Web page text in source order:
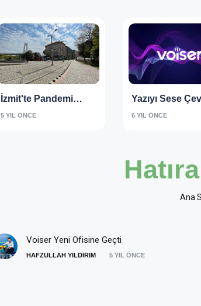
İzmit'te Pandemi
(Tam Kapanma)
5 YIL ÖNCE
Yazıyı Sese
Türkçe
Programı
6 YIL ÖNCE
Ana
Voiser Yeni Ofisine Geçti
HAFZULLAH YILDIRIM 5 YIL ÖNCE